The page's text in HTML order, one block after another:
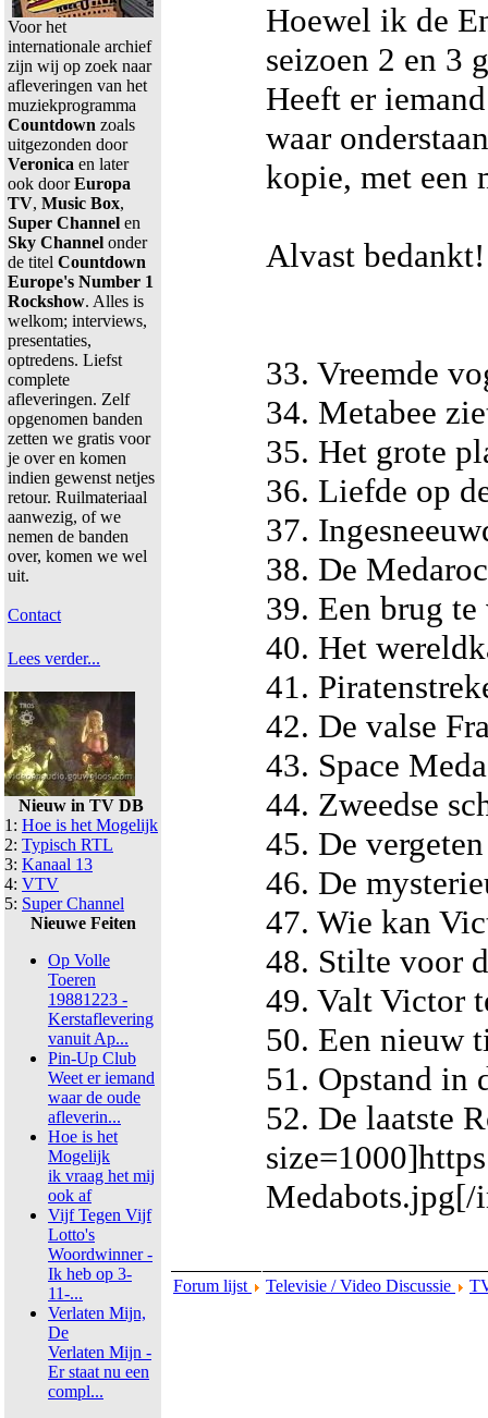
Voor het
internationale archief
zijn wij op zoek naar
afleveringen van het
muziekprogramma
Countdown zoals
uitgezonden door
Veronica en later
ook doorEuropa
TV, Music Box,
Super Channel en
Sky Channel onder
de titel Countdown
Europe's Number 1
Rockshow. Alles is
welkom; interviews,
presentaties,
optredens. Liefst
complete
afleveringen. Zelf
opgenomen banden
zetten we gratis voor
je over en komen
indien gewenst netjes
retour. Ruilmateriaal
aanwezig, of we
nemen de banden
over, komen we wel
uit.
Contact
Lees verder...
Nieuw in TV DB
1: Hoe is het Mogelijk
2: Typisch RTL
3: Kanaal 13
4: VTV
5: Super Channel
Nieuwe Feiten
Op Volle
Toeren
19881223 -
Kerstaflevering
vanuit Ap...
Pin-Up Club
Weet er iemand
waar de oude
afleverin...
Hoe is het
Mogelijk
ik vraag het mij
ook af
Vijf Tegen Vijf
Lotto's
Woordwinner -
Ik heb op 3-
11-...
Verlaten Mijn,
De
Verlaten Mijn -
Er staat nu een
compl...
Hoewel ik de
seizoen 2 en 3
Heeft er
waar
kopie, met een
Alvast bedankt!
33. Vreemde
34. Metabee
35. Het grote
36. Liefde op
37.
38. De
39. Een brug te
40. Het
41.
42. De valse
43. Space
44. Zweedse
45. De
46. De
47. Wie kan
48. Stilte voor
49. Valt Victor
50. Een nieuw
51. Opstand in
52. De laatste
Medabots.jpg[/
Forum lijst Televisie / Video Discussie